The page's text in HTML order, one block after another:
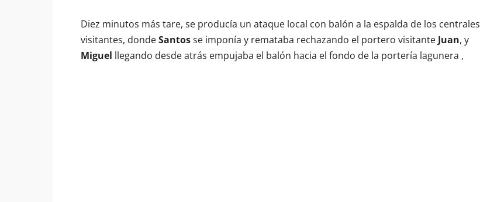
Diez minutos más tare, se producía un ataque local con balón a la espalda de los centrales
visitantes, dondeSantosse imponía y remataba rechazando el portero visitante Juan, y
Miguel llegando desde atrás empujaba el balón hacia el fondo de la portería lagunera ,